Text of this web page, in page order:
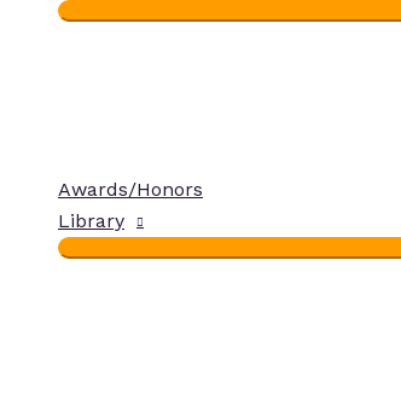
Awards/Honors
Library